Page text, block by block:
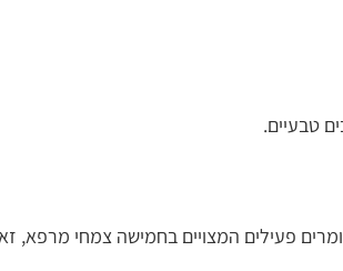
המצויים בחמישה צמחי מרפא, זאת